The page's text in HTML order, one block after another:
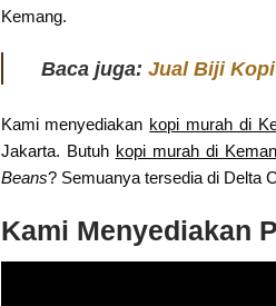
Kemang.
Baca juga:Jual Biji
Kami menyediakan kopi murah di
Jakarta. Butuh kopi murah di
Beans? Semuanya tersedia di Delta
Kami Menyediakan